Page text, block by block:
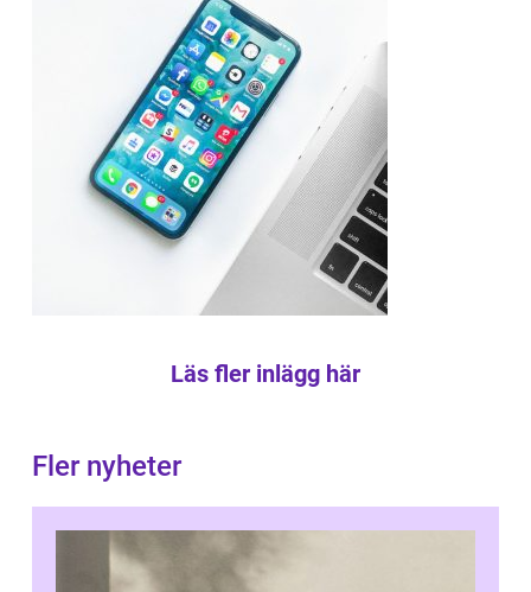
Läs fler inlägg här
Fler nyheter